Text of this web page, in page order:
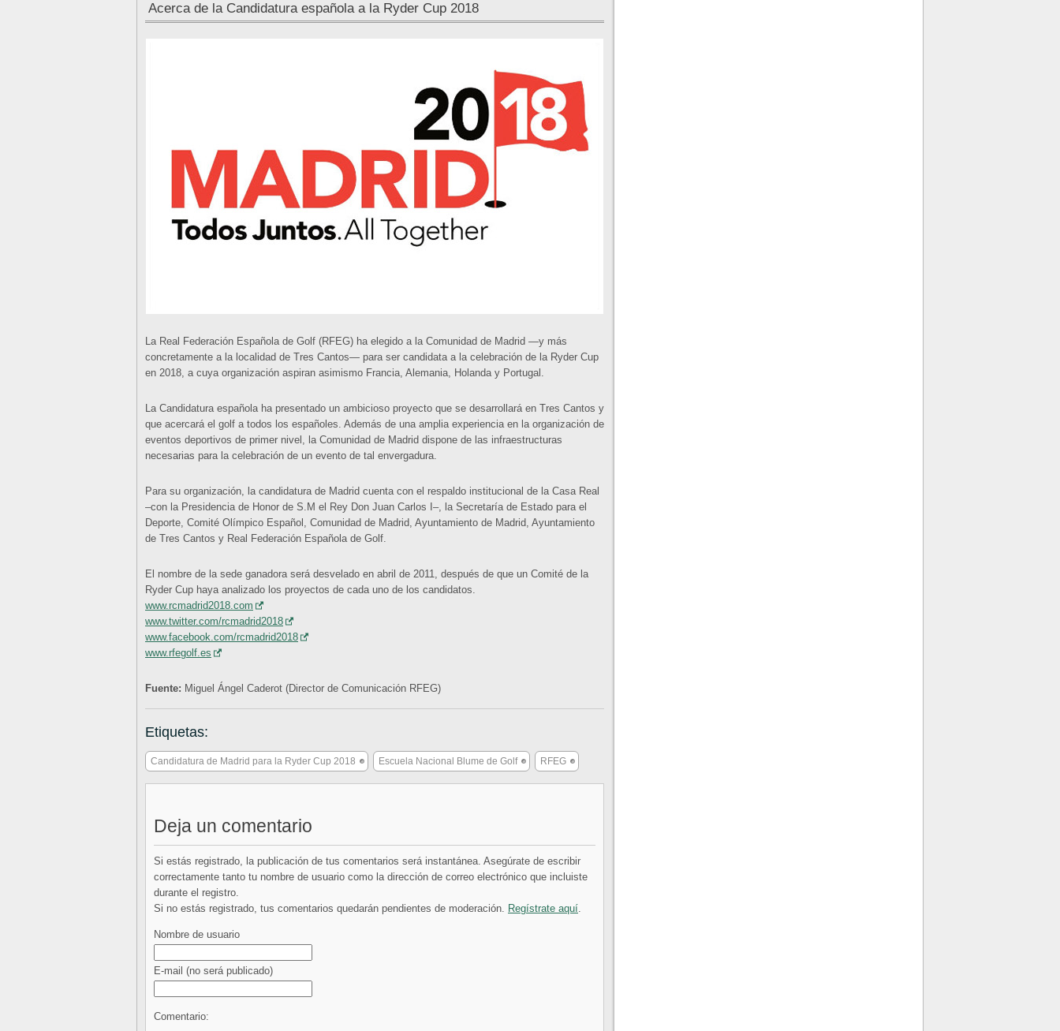
Acerca de la Candidatura española a la Ryder Cup 2018
La Real Federación Española de Golf (RFEG) ha elegido a la Comunidad de Madrid —y más
concretamente a la localidad de Tres Cantos— para ser candidata a la celebración de la Ryder Cup
en 2018, a cuya organización aspiran asimismo Francia, Alemania, Holanda y Portugal.
La Candidatura española ha presentado un ambicioso proyecto que se desarrollará en Tres Cantos y
que acercará el golf a todos los españoles. Además de una amplia experiencia en la organización de
eventos deportivos de primer nivel, la Comunidad de Madrid dispone de las infraestructuras
necesarias para la celebración de un evento de tal envergadura.
Para su organización, la candidatura de Madrid cuenta con el respaldo institucional de la Casa Real
–con la Presidencia de Honor de S.M el Rey Don Juan Carlos I–, la Secretaría de Estado para el
Deporte, Comité Olímpico Español, Comunidad de Madrid, Ayuntamiento de Madrid, Ayuntamiento
de Tres Cantos y Real Federación Española de Golf.
El nombre de la sede ganadora será desvelado en abril de 2011, después de que un Comité de la
Ryder Cup haya analizado los proyectos de cada uno de los candidatos.
www.rcmadrid2018.com
www.twitter.com/rcmadrid2018
www.facebook.com/rcmadrid2018
www.rfegolf.es
Fuente: Miguel Ángel Caderot (Director de Comunicación RFEG)
Etiquetas:
Candidatura de Madrid para la Ryder Cup 2018 Escuela Nacional Blume de Golf RFEG
Deja un comentario
Si estás registrado, la publicación de tus comentarios será instantánea. Asegúrate de escribir
correctamente tanto tu nombre de usuario como la dirección de correo electrónico que incluiste
durante el registro.
Si no estás registrado, tus comentarios quedarán pendientes de moderación. Regístrate aquí.
Nombre de usuario
E-mail (no será publicado)
Comentario: